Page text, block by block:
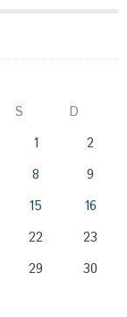
S
D
1
2
8
9
15
16
22
23
29
30